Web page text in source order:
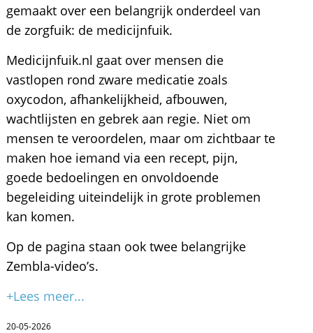
gemaakt over een belangrijk onderdeel van
de zorgfuik: de medicijnfuik.
Medicijnfuik.nl gaat over mensen die
vastlopen rond zware medicatie zoals
oxycodon, afhankelijkheid, afbouwen,
wachtlijsten en gebrek aan regie. Niet om
mensen te veroordelen, maar om zichtbaar te
maken hoe iemand via een recept, pijn,
goede bedoelingen en onvoldoende
begeleiding uiteindelijk in grote problemen
kan komen.
Op de pagina staan ook twee belangrijke
Zembla-video’s.
+Lees meer...
20-05-2026